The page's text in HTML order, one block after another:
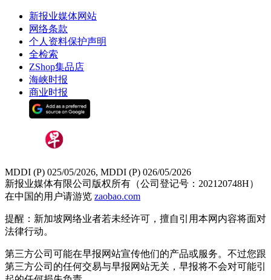
新报业媒体网站
网络条款
个人资料保护声明
全检索
ZShop集品店
海峡时报
商业时报
MDDI (P) 025/05/2026, MDDI (P) 026/05/2026
新报业媒体有限公司版权所有（公司登记号：202120748H）
在中国的用户请游览 zaobao.com
提醒：新加坡网络业者若未经许可，擅自引用本网内容将面对
法律行动。
第三方公司可能在早报网站宣传他们的产品或服务。不过您跟
第三方公司的任何交易与早报网站无关，早报将不会对可能引